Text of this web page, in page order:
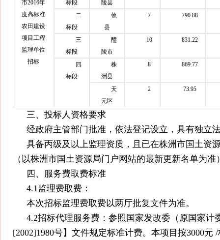
市2016年
度高标准
农田建设
项目工程
监理单位
招标
标段
陵县
二
标段
攸
县
7 790.88
三
标段
醴
陵市
10 831.22
四
标段
株
洲县
8 869.77
天
元区
2 73.95
三、投标人资格要求
经政府主管部门批准，依法登记设立，具有独立
具备丙级及以上监理资质，且已在株洲市国土资
（以株洲市国土资源局门户网站的最新更新名单为准
四、服务费取费标准
4.1监理费取费：
本次招标监理费取费以两厅批复文件为准。
4.2招标代理服务费：参照国家发改委（原国家计
[2002]1980号】文件规定标准计费。本项目按3000元